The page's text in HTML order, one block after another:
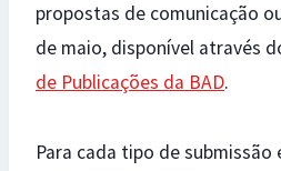
propostas de comunicação
de maio, disponível através
de Publicações da BAD.
Para cada tipo de